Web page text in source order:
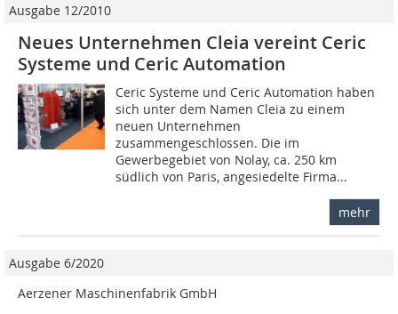
Ausgabe 12/2010
Neues Unternehmen Cleia vereint Ceric
Systeme und Ceric Automation
Ceric Systeme und Ceric Automation haben
sich unter dem Namen Cleia zu einem
neuen Unternehmen
zusammengeschlossen. Die im
Gewerbegebiet von Nolay, ca. 250 km
südlich von Paris, angesiedelte Firma...
mehr
Ausgabe 6/2020
Aerzener Maschinenfabrik GmbH